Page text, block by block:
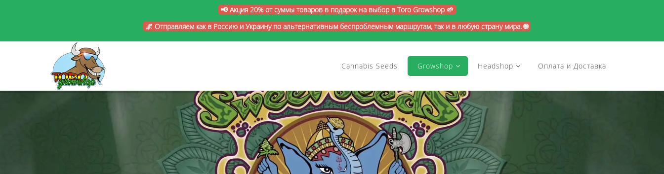
📢 Акция 20% от суммы товаров в подарок на выбор в Toro Growshop 🌱
🌌 Отправляем как в Россию и Украину по альтернативным беспроблемным маршрутам, так и в любую страну мира. 🌐
Cannabis Seeds Growshop Headshop Оплата и Доставка